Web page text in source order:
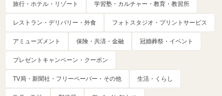
旅行・ホテル・リゾート 学習塾・カルチャー・教育・教習所
レストラン・デリバリー・外食 フォトスタジオ・プリントサービス
アミューズメント 保険・共済・金融 冠婚葬祭・イベント
プレゼントキャンペーン・クーポン
TV局・新聞社・フリーペーパー・その他 生活・くらし